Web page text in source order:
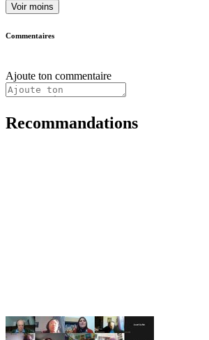
Voir moins
Commentaires
Ajoute ton commentaire
Recommandations